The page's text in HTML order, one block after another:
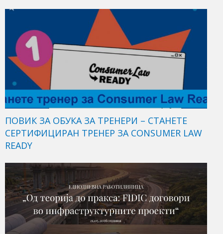
ПОВИК ЗА ОБУКА ЗА ТРЕНЕРИ – СТАНЕТЕ
СЕРТИФИЦИРАН ТРЕНЕР ЗА CONSUMER LAW
READY